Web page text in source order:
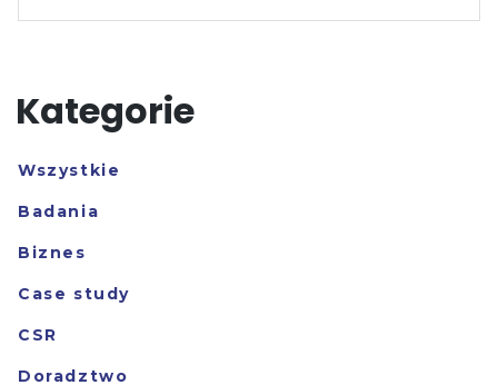
Kategorie
Wszystkie
Badania
Biznes
Case study
CSR
Doradztwo